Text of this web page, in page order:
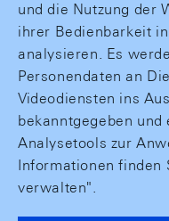
und die Nutzung der
ihrer Bedienbarkeit
analysieren. Es
Personendaten an
Videodiensten ins
bekanntgegeben und
Analysetools zur
Informationen finden
verwalten".